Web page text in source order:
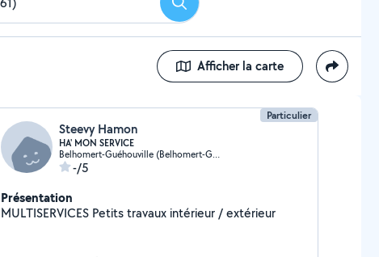
Rechercher
Afficher la carte
Particulier
Steevy Hamon
HA' MON SERVICE
Belhomert-Guéhouville (Belhomert-Guéhouville)
-/5
Présentation
MULTISERVICES Petits travaux intérieur / extérieur